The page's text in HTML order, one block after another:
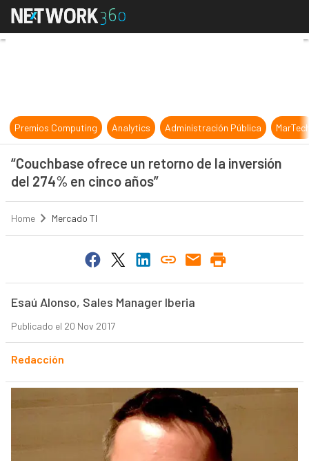
“Couchbase ofrece un retorno de
Premios Computing Analytics Administración Pública
“Couchbase ofrece un retorno de la inversión
del 274% en cinco años”
Home Mercado TI
Esaú Alonso, Sales Manager Iberia
Publicado el 20 Nov 2017
Redacción